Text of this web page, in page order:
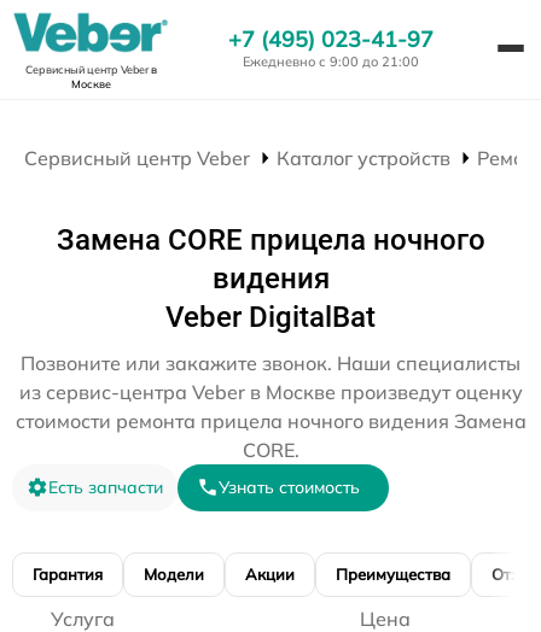
Сервисный центр Veberв
Москве
+7 (495) 023-41-97
Ежедневно с 9:00 до 21:00
Сервисный центр Veber Каталог устройств
Замена CORE прицела ночного
видения
Veber DigitalBat
Позвоните или закажите звонок. Наши специалисты
из сервис-центра Veber в Москве произведут оценку
стоимости ремонта прицела ночного видения Замена
CORE.
Есть запчасти Узнать стоимость
Гарантия Модели Акции Преимущества
Услуга Цена